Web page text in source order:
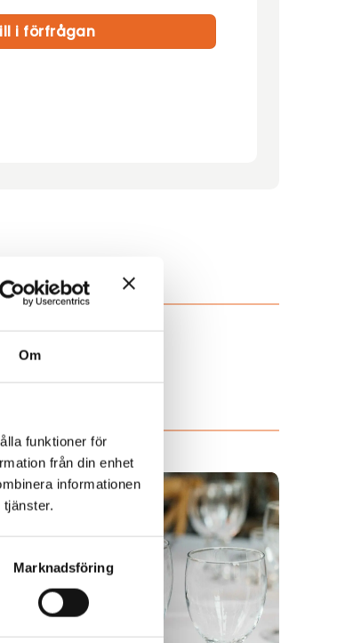
Om
funktioner för
från din enhet
informationen
Marknadsföring
i förfrågan